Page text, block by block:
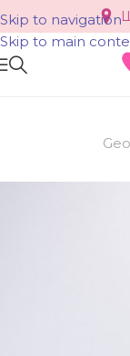
Skip to navigation
Skip to main